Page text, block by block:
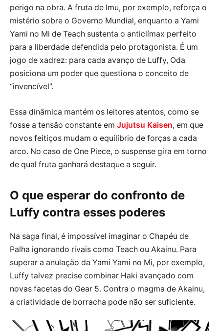
perigo na obra. A fruta de Imu, por exemplo, reforça o
mistério sobre o Governo Mundial, enquanto a Yami
Yami no Mi de Teach sustenta o anticlímax perfeito
para a liberdade defendida pelo protagonista. É um
jogo de xadrez: para cada avanço de Luffy, Oda
posiciona um poder que questiona o conceito de
“invencível”.
Essa dinâmica mantém os leitores atentos, como se
fosse a tensão constante em Jujutsu Kaisen, em que
novos feitiços mudam o equilíbrio de forças a cada
arco. No caso de One Piece, o suspense gira em torno
de qual fruta ganhará destaque a seguir.
O que esperar do confronto de
Luffy contra esses poderes
Na saga final, é impossível imaginar o Chapéu de
Palha ignorando rivais como Teach ou Akainu. Para
superar a anulação da Yami Yami no Mi, por exemplo,
Luffy talvez precise combinar Haki avançado com
novas facetas do Gear 5. Contra o magma de Akainu,
a criatividade de borracha pode não ser suficiente.